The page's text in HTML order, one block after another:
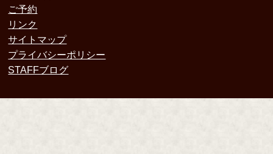
ご予約
リンク
サイトマップ
プライバシーポリシー
STAFFブログ